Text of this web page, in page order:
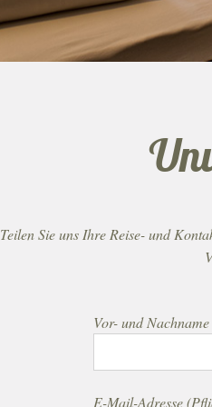
Teilen Sie uns Ihre Reise- und
Vor- und
E-Mail-Adresse